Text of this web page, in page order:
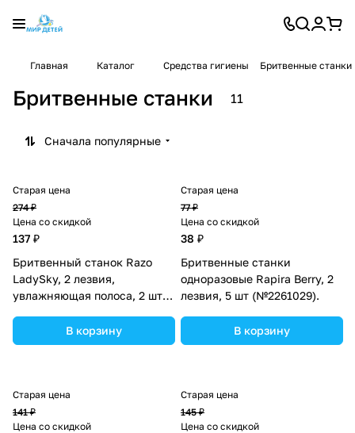
Главная Каталог Средства гигиены Бритвенные станки
Бритвенные станки 11
Сначала популярные
Старая цена
274 ₽
Цена со скидкой
137 ₽
Бритвенный станок Razo
LadySky, 2 лезвия,
увлажняющая полоса, 2 шт
В корзину
Старая цена
77 ₽
Цена со скидкой
38 ₽
Бритвенные станки
одноразовые Rapira Berry, 2
лезвия, 5 шт (№2261029).
В корзину
Старая цена
141 ₽
Цена со скидкой
Старая цена
145 ₽
Цена со скидкой